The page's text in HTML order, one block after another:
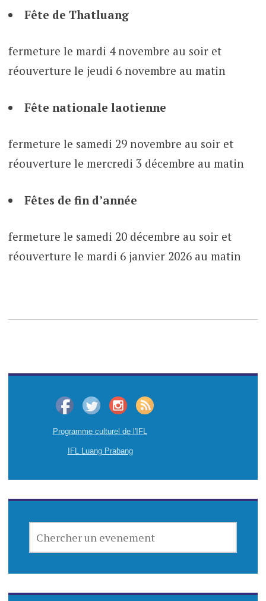
Fête de Thatluang
fermeture le mardi 4 novembre au soir et
réouverture le jeudi 6 novembre au matin
Fête nationale laotienne
fermeture le samedi 29 novembre au soir et
réouverture le mercredi 3 décembre au matin
Fêtes de fin d’année
fermeture le samedi 20 décembre au soir et
réouverture le mardi 6 janvier 2026 au matin
Programme culturel de l'IFL
IFL Luang Prabang
UN